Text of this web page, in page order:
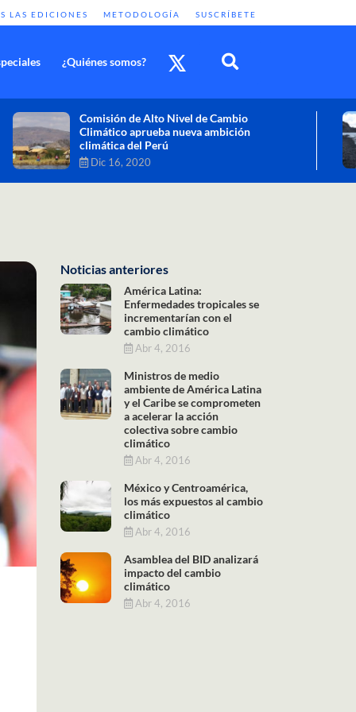
LAS EDICIONES METODOLOGÍA SUSCRÍBETE
¿Quiénes somos?
Cambio climático: combatir sus efectos
como objetivo global y urgente
Noticias anteriores
América Latina:
Enfermedades tropicales se
incrementarían con el
cambio climático
Abr 4, 2016
Ministros de medio
ambiente de América Latina
y el Caribe se comprometen
a acelerar la acción
colectiva sobre cambio
climático
Abr 4, 2016
México y Centroamérica,
los más expuestos al cambio
climático
Abr 4, 2016
Asamblea del BID analizará
impacto del cambio
climático
Abr 4, 2016